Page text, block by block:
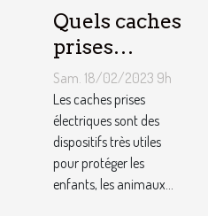
Quels caches
prises
électriques
choisir ?
Sam. 18/02/2023 9h
Les caches prises
électriques sont des
dispositifs très utiles
pour protéger les
enfants, les animaux...